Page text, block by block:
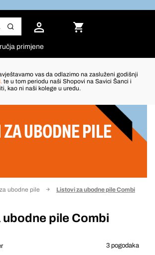
primjene
vas da odlazimo na zasluženi godišnji
te u tom periodu naši Shopovi na Savici Šanci i
kao ni naši kolege u uredu.
UBODNE PILE
ubodne pile Listovi za ubodne pile Combi
ubodne pile Combi
3 pogodaka